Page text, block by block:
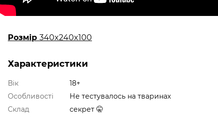
Розмір 340x240x100
Характеристики
Вік
18+
Особливості
Не тестувалось на тваринах
Склад
секрет 🤫